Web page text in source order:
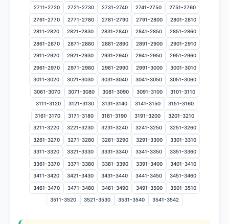
2711-2720 2721-2730 2731-2740 2741-2750 2751-2760
2761-2770 2771-2780 2781-2790 2791-2800 2801-2810
2811-2820 2821-2830 2831-2840 2841-2850 2851-2860
2861-2870 2871-2880 2881-2890 2891-2900 2901-2910
2911-2920 2921-2930 2931-2940 2941-2950 2951-2960
2961-2970 2971-2980 2981-2990 2991-3000 3001-3010
3011-3020 3021-3030 3031-3040 3041-3050 3051-3060
3061-3070 3071-3080 3081-3090 3091-3100 3101-3110
3111-3120 3121-3130 3131-3140 3141-3150 3151-3160
3161-3170 3171-3180 3181-3190 3191-3200 3201-3210
3211-3220 3221-3230 3231-3240 3241-3250 3251-3260
3261-3270 3271-3280 3281-3290 3291-3300 3301-3310
3311-3320 3321-3330 3331-3340 3341-3350 3351-3360
3361-3370 3371-3380 3381-3390 3391-3400 3401-3410
3411-3420 3421-3430 3431-3440 3441-3450 3451-3460
3461-3470 3471-3480 3481-3490 3491-3500 3501-3510
3511-3520 3521-3530 3531-3540 3541-3542